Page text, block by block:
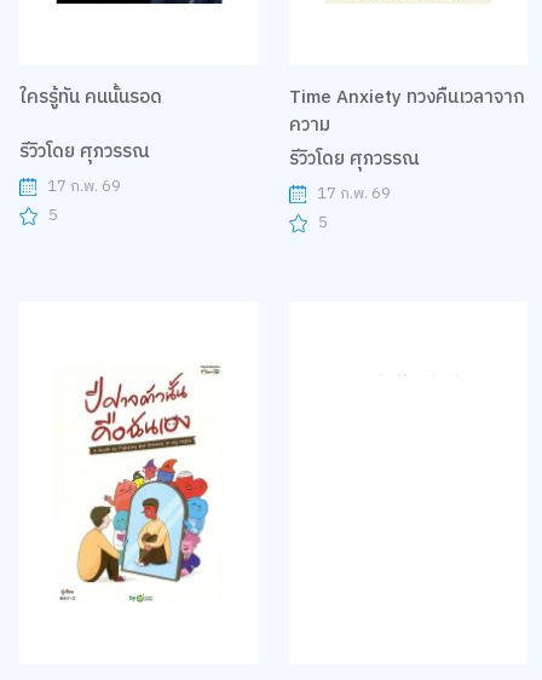
ใครรู้ทัน คนนั้นรอด
รีวิวโดย ศุภวรรณ
17 ก.พ. 69
5
Time Anxiety ทวงคืนเวลาจาก
ความ
รีวิวโดย ศุภวรรณ
17 ก.พ. 69
5